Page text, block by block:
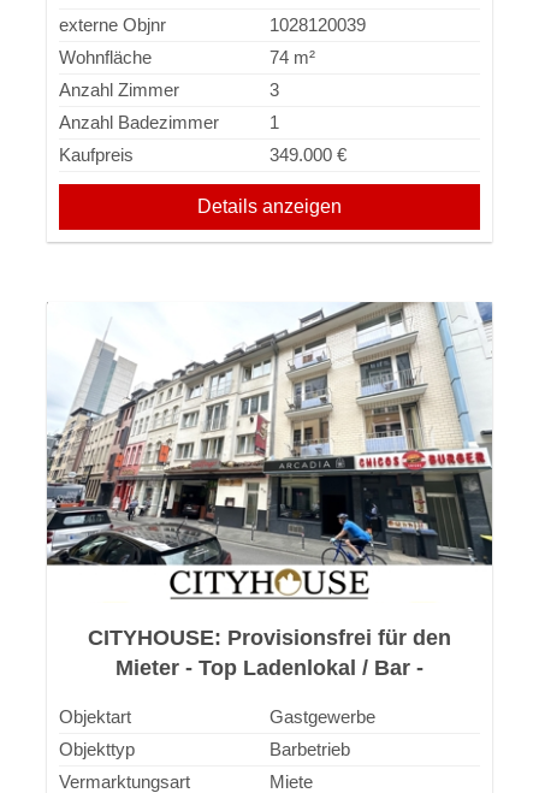
externe Objnr
1028120039
Wohnfläche
74 m²
Anzahl Zimmer
3
Anzahl Badezimmer
1
Kaufpreis
349.000 €
Details anzeigen
CITYHOUSE: Provisionsfrei für den
Mieter - Top Ladenlokal / Bar -
Objektart
Gastgewerbe
Objekttyp
Barbetrieb
Vermarktungsart
Miete